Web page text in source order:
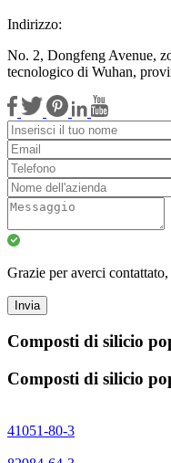
Indirizzo:
No. 2, Dongfeng Avenue,
tecnologico di Wuhan,
Grazie per averci
Invia
Composti di silicio
Composti di silicio
41051-80-3